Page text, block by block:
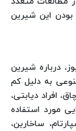
این شیرین
درباره شیرین
به دلیل کم
افراد دیابتی،
مورد استفاده
ساخارین،